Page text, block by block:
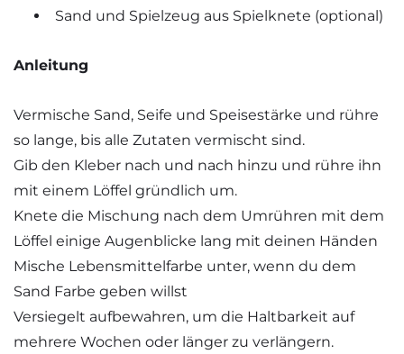
Sand und Spielzeug aus Spielknete (optional)
Anleitung
Vermische Sand, Seife und Speisestärke und rühre
so lange, bis alle Zutaten vermischt sind.
Gib den Kleber nach und nach hinzu und rühre ihn
mit einem Löffel gründlich um.
Knete die Mischung nach dem Umrühren mit dem
Löffel einige Augenblicke lang mit deinen Händen
Mische Lebensmittelfarbe unter, wenn du dem
Sand Farbe geben willst
Versiegelt aufbewahren, um die Haltbarkeit auf
mehrere Wochen oder länger zu verlängern.